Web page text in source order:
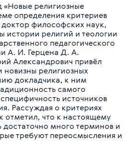
религиозные
определения критериев
доктор философских наук,
истории религий и теологии
педагогического
А. И. Герцена Д. А.
Александрович привёл
религиозных
докладчика, к ним
самого
источников
Рассуждая о критериях
отметил, что к настоящему
достаточно много терминов и
требуют переосмысления и